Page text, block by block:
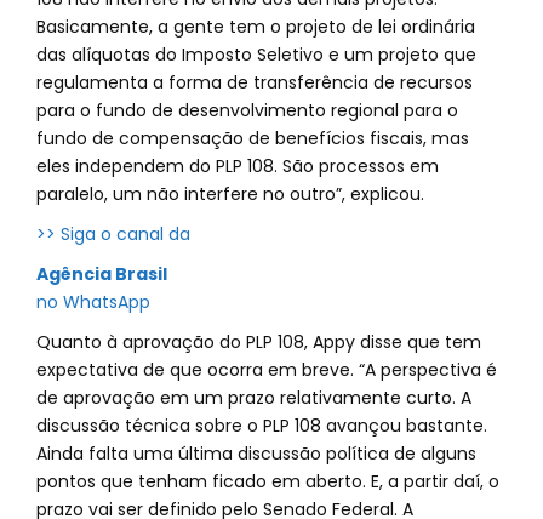
Basicamente, a gente tem o projeto de lei ordinária
das alíquotas do Imposto Seletivo e um projeto que
regulamenta a forma de transferência de recursos
para o fundo de desenvolvimento regional para o
fundo de compensação de benefícios fiscais, mas
eles independem do PLP 108. São processos em
paralelo, um não interfere no outro”, explicou.
>> Siga o canal da
Agência Brasil
no WhatsApp
Quanto à aprovação do PLP 108, Appy disse que tem
expectativa de que ocorra em breve. “A perspectiva é
de aprovação em um prazo relativamente curto. A
discussão técnica sobre o PLP 108 avançou bastante.
Ainda falta uma última discussão política de alguns
pontos que tenham ficado em aberto. E, a partir daí, o
prazo vai ser definido pelo Senado Federal. A